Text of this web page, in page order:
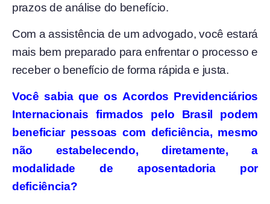
prazos de análise do benefício.
Com a assistência de um advogado, você estará
mais bem preparado para enfrentar o processo e
receber o benefício de forma rápida e justa.
Você sabia que os Acordos Previdenciários
Internacionais firmados pelo Brasil podem
beneficiar pessoas com deficiência, mesmo
não estabelecendo, diretamente, a
modalidade de aposentadoria por
deficiência?